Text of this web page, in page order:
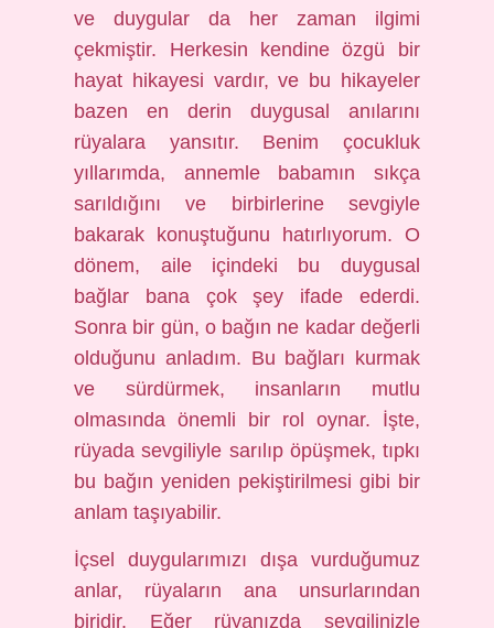
ve duygular da her zaman ilgimi
çekmiştir. Herkesin kendine özgü bir
hayat hikayesi vardır, ve bu hikayeler
bazen en derin duygusal anılarını
rüyalara yansıtır. Benim çocukluk
yıllarımda, annemle babamın sıkça
sarıldığını ve birbirlerine sevgiyle
bakarak konuştuğunu hatırlıyorum. O
dönem, aile içindeki bu duygusal
bağlar bana çok şey ifade ederdi.
Sonra bir gün, o bağın ne kadar değerli
olduğunu anladım. Bu bağları kurmak
ve sürdürmek, insanların mutlu
olmasında önemli bir rol oynar. İşte,
rüyada sevgiliyle sarılıp öpüşmek, tıpkı
bu bağın yeniden pekiştirilmesi gibi bir
anlam taşıyabilir.
İçsel duygularımızı dışa vurduğumuz
anlar, rüyaların ana unsurlarından
biridir. Eğer rüyanızda sevgilinizle